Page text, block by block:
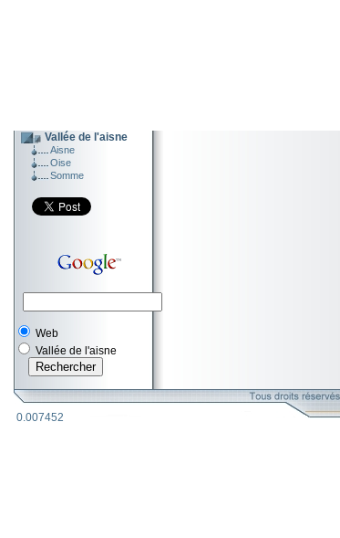
Vallée de l'aisne
Aisne
Oise
Somme
Web
Vallée de l'aisne
0.007452